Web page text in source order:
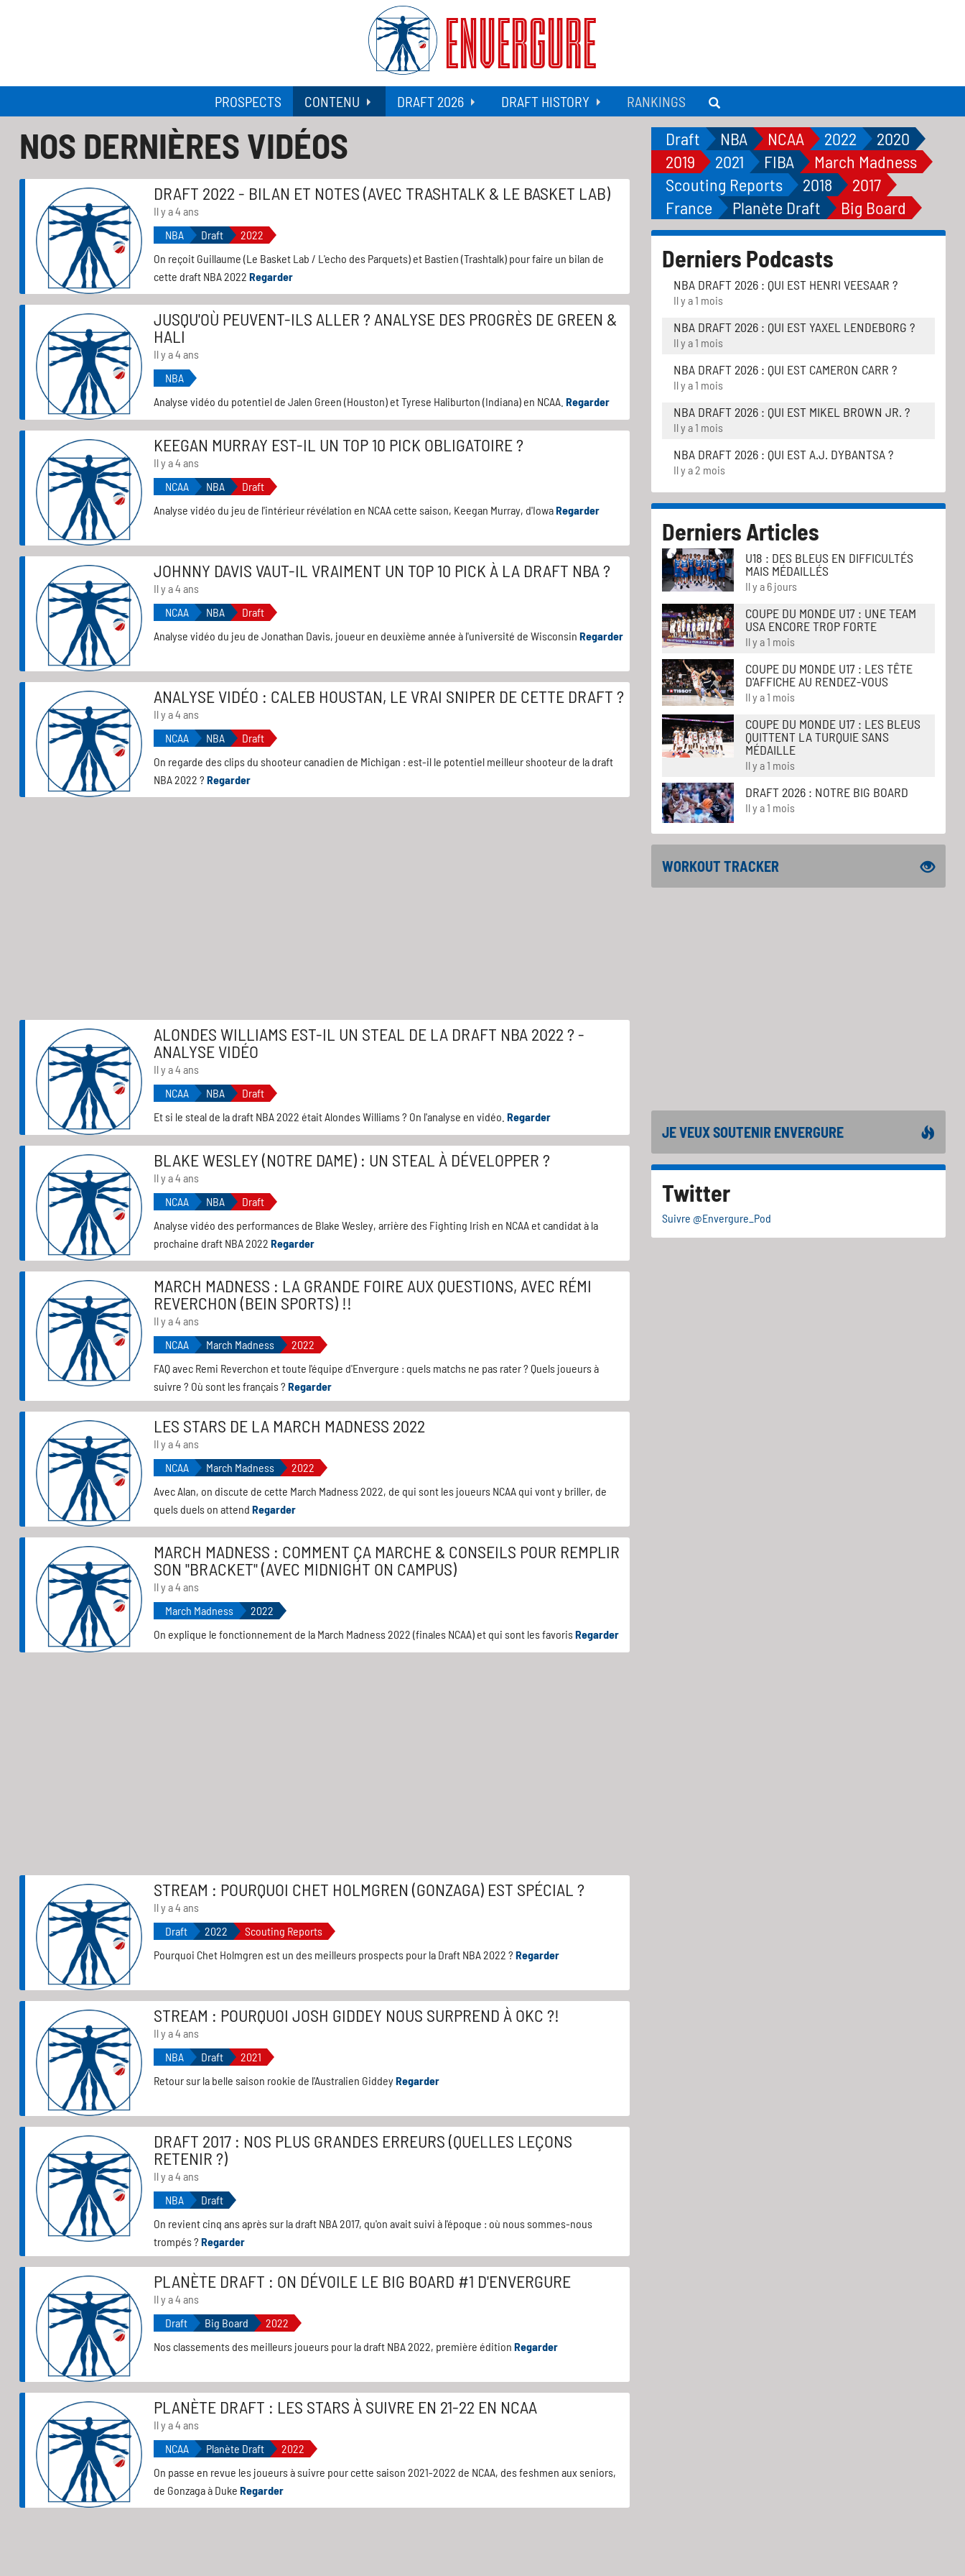
ENVERGURE
PROSPECTS CONTENU DRAFT 2026 DRAFT HISTORY RANKINGS
NOS DERNIÈRES VIDÉOS
DRAFT 2022 - BILAN ET NOTES (AVEC TRASHTALK & LE BASKET LAB)
Il y a 4 ans
NBA
Draft
2022
On reçoit Guillaume (Le Basket Lab / L'echo des Parquets) et Bastien (Trashtalk) pour faire un bilan de
cette draft NBA 2022 Regarder
JUSQU'OÙ PEUVENT-ILS ALLER ? ANALYSE DES PROGRÈS DE GREEN &
HALI
Il y a 4 ans
NBA
Analyse vidéo du potentiel de Jalen Green (Houston) et Tyrese Haliburton (Indiana) en NCAA. Regarder
KEEGAN MURRAY EST-IL UN TOP 10 PICK OBLIGATOIRE ?
Il y a 4 ans
NCAA
NBA
Draft
Analyse vidéo du jeu de l'intérieur révélation en NCAA cette saison, Keegan Murray, d'IowaRegarder
JOHNNY DAVIS VAUT-IL VRAIMENT UN TOP 10 PICK À LA DRAFT NBA ?
Il y a 4 ans
NCAA
NBA
Draft
Analyse vidéo du jeu de Jonathan Davis, joueur en deuxième année à l'université de Wisconsin Regarder
ANALYSE VIDÉO : CALEB HOUSTAN, LE VRAI SNIPER DE CETTE DRAFT ?
Il y a 4 ans
NCAA
NBA
Draft
On regarde des clips du shooteur canadien de Michigan : est-il le potentiel meilleur shooteur de la draft
NBA 2022 ? Regarder
ALONDES WILLIAMS EST-IL UN STEAL DE LA DRAFT NBA 2022 ? -
ANALYSE VIDÉO
Il y a 4 ans
NCAA
NBA
Draft
Et si le steal de la draft NBA 2022 était Alondes Williams ? On l'analyse en vidéo. Regarder
BLAKE WESLEY (NOTRE DAME) : UN STEAL À DÉVELOPPER ?
Il y a 4 ans
NCAA
NBA
Draft
Analyse vidéo des performances de Blake Wesley, arrière des Fighting Irish en NCAA et candidat à la
prochaine draft NBA 2022 Regarder
MARCH MADNESS : LA GRANDE FOIRE AUX QUESTIONS, AVEC RÉMI
REVERCHON (BEIN SPORTS) !!
Il y a 4 ans
NCAA
March Madness
2022
FAQ avec Remi Reverchon et toute l'équipe d'Envergure : quels matchs ne pas rater ? Quels joueurs à
suivre ? Où sont les français ? Regarder
LES STARS DE LA MARCH MADNESS 2022
Il y a 4 ans
NCAA
March Madness
2022
Avec Alan, on discute de cette March Madness 2022, de qui sont les joueurs NCAA qui vont y briller, de
quels duels on attend Regarder
MARCH MADNESS : COMMENT ÇA MARCHE & CONSEILS POUR REMPLIR
SON "BRACKET" (AVEC MIDNIGHT ON CAMPUS)
Il y a 4 ans
March Madness
2022
On explique le fonctionnement de la March Madness 2022 (finales NCAA) et qui sont les favorisRegarder
STREAM : POURQUOI CHET HOLMGREN (GONZAGA) EST SPÉCIAL ?
Il y a 4 ans
Draft
2022
Scouting Reports
Pourquoi Chet Holmgren est un des meilleurs prospects pour la Draft NBA 2022 ? Regarder
STREAM : POURQUOI JOSH GIDDEY NOUS SURPREND À OKC ?!
Il y a 4 ans
NBA
Draft
2021
Retour sur la belle saison rookie de l'Australien GiddeyRegarder
DRAFT 2017 : NOS PLUS GRANDES ERREURS (QUELLES LEÇONS
RETENIR ?)
Il y a 4 ans
NBA
Draft
On revient cinq ans après sur la draft NBA 2017, qu'on avait suivi à l'époque : où nous sommes-nous
trompés ? Regarder
PLANÈTE DRAFT : ON DÉVOILE LE BIG BOARD #1 D'ENVERGURE
Il y a 4 ans
Draft
Big Board
2022
Nos classements des meilleurs joueurs pour la draft NBA 2022, première édition Regarder
PLANÈTE DRAFT : LES STARS À SUIVRE EN 21-22 EN NCAA
Il y a 4 ans
NCAA
Planète Draft
2022
On passe en revue les joueurs à suivre pour cette saison 2021-2022 de NCAA, des feshmen aux seniors,
de Gonzaga à Duke Regarder
Draft NBA NCAA 2022
2020
2019
2021 FIBA
March Madness
Scouting Reports
2018
2017
France
Planète Draft Big Board
Derniers Podcasts
NBA DRAFT 2026 : QUI EST HENRI VEESAAR ?
Il y a 1 mois
NBA DRAFT 2026 : QUI EST YAXEL LENDEBORG ?
Il y a 1 mois
NBA DRAFT 2026 : QUI EST CAMERON CARR ?
Il y a 1 mois
NBA DRAFT 2026 : QUI EST MIKEL BROWN JR. ?
Il y a 1 mois
NBA DRAFT 2026 : QUI EST A.J. DYBANTSA ?
Il y a 2 mois
Derniers Articles
U18 : DES BLEUS EN DIFFICULTÉS
MAIS MÉDAILLÉS
Il y a 6 jours
COUPE DU MONDE U17 : UNE TEAM
USA ENCORE TROP FORTE
Il y a 1 mois
COUPE DU MONDE U17 : LES TÊTE
D'AFFICHE AU RENDEZ-VOUS
Il y a 1 mois
COUPE DU MONDE U17 : LES BLEUS
QUITTENT LA TURQUIE SANS
MÉDAILLE
Il y a 1 mois
DRAFT 2026 : NOTRE BIG BOARD
Il y a 1 mois
WORKOUT TRACKER
JE VEUX SOUTENIR ENVERGURE
Twitter
Suivre @Envergure_Pod